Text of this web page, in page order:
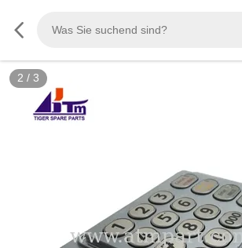
2 / 3